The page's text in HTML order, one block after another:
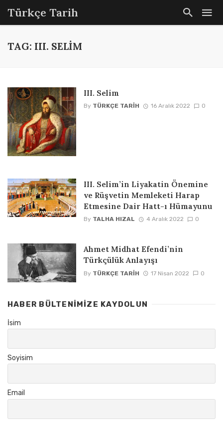
Türkçe Tarih
TAG: III. SELIM
III. Selim
By TÜRKÇE TARIH 16 Aralık 2022 0
III. Selim’in Liyakatin Önemine
ve Rüşvetin Memleketi Harap
Etmesine Dair Hatt-ı Hümayunu
By TALHA HIZAL 4 Aralık 2022 0
Ahmet Midhat Efendi’nin
Türkçülük Anlayışı
By TÜRKÇE TARIH 17 Nisan 2022 0
HABER BÜLTENIMIZE KAYDOLUN
İsim
Soyisim
Email